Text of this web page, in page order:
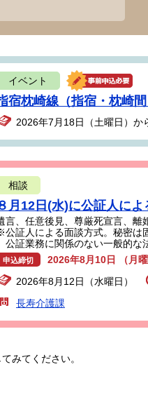
イベント
宿枕崎線（指宿・枕崎
2026年7月18日（土曜日）か
相談
月12日(水)に公証人に
言、任意後見、尊厳死宣言、離
公証人による面談方式。秘密は
公証業務に関係のない一般的な
申込締切
2026年8月10日 （月曜
2026年8月12日（水曜日）
長寿介護課
みてください。